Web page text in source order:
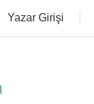
Yazar Girişi